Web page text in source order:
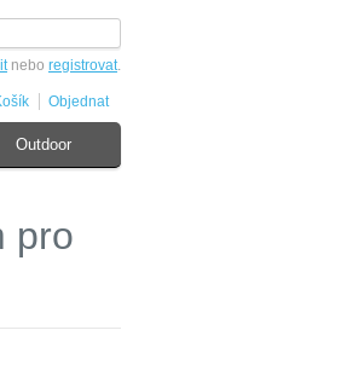
nebo registrovat.
Objednat
pro
Outdoor